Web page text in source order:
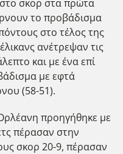
σκορ στα πρώτα
το προβάδισμα
στο τέλος της
ανέτρεψαν τις
και με ένα επί
με εφτά
(58-51).
προηγήθηκε με
πέρασαν στην
σκορ 20-9, πέρασαν